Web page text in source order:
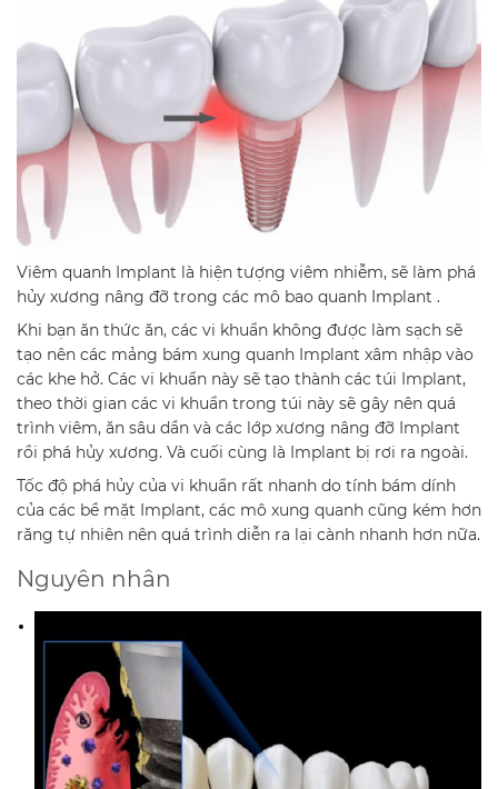
Viêm quanh Implant là hiện tượng viêm nhiễm, sẽ làm phá
hủy xương nâng đỡ trong các mô bao quanh Implant .
Khi bạn ăn thức ăn, các vi khuẩn không được làm sạch sẽ
tạo nên các mảng bám xung quanh Implant xâm nhập vào
các khe hở. Các vi khuẩn này sẽ tạo thành các túi Implant,
theo thời gian các vi khuẩn trong túi này sẽ gây nên quá
trình viêm, ăn sâu dần và các lớp xương nâng đỡ Implant
rồi phá hủy xương. Và cuối cùng là Implant bị rơi ra ngoài.
Tốc độ phá hủy của vi khuẩn rất nhanh do tính bám dính
của các bề mặt Implant, các mô xung quanh cũng kém hơn
răng tự nhiên nên quá trình diễn ra lại cành nhanh hơn nữa.
Nguyên nhân